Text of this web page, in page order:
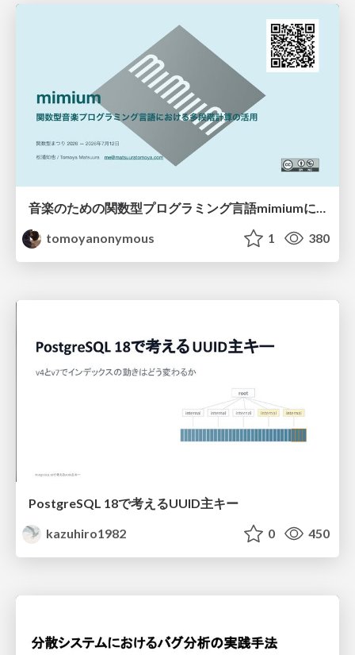
tomoyanonymous
1 380
PostgreSQL 18で考えるUUID主キー
kazuhiro1982
0 450